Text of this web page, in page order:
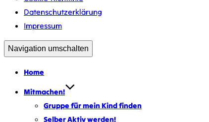
Datenschutzerklärung
Impressum
Navigation umschalten
Home
Mitmachen!
Gruppe für mein Kind finden
Selber Aktiv werden!